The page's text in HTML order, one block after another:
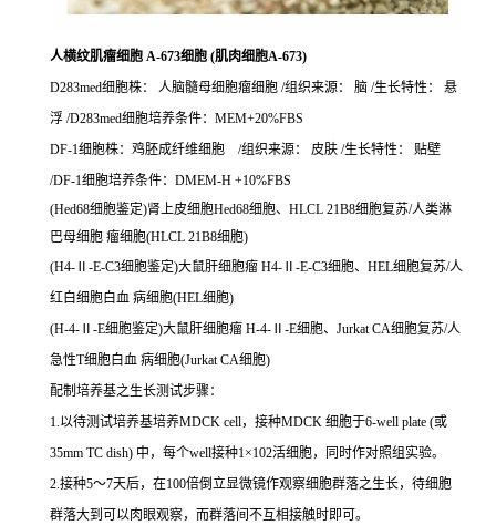
人横纹肌瘤细胞 A-673细胞 (肌肉细胞A-673)
D283med细胞株： 人脑髓母细胞瘤细胞 /组织来源： 脑 /生长特性： 悬
浮 /D283med细胞培养条件：MEM+20%FBS
DF-1细胞株：鸡胚成纤维细胞 /组织来源： 皮肤 /生长特性： 贴壁
/DF-1细胞培养条件：DMEM-H +10%FBS
(Hed68细胞鉴定)肾上皮细胞Hed68细胞、HLCL 21B8细胞复苏/人类淋
巴母细胞 瘤细胞(HLCL 21B8细胞)
(H4-Ⅱ-E-C3细胞鉴定)大鼠肝细胞瘤 H4-Ⅱ-E-C3细胞、HEL细胞复苏/人
红白细胞白血 病细胞(HEL细胞)
(H-4-Ⅱ-E细胞鉴定)大鼠肝细胞瘤 H-4-Ⅱ-E细胞、Jurkat CA细胞复苏/人
急性T细胞白血 病细胞(Jurkat CA细胞)
配制培养基之生长测试步骤：
1.以待测试培养基培养MDCK cell，接种MDCK 细胞于6-well plate (或
35mm TC dish) 中，每个well接种1×102活细胞，同时作对照组实验。
2.接种5～7天后，在100倍倒立显微镜作观察细胞群落之生长，待细胞
群落大到可以肉眼观察，而群落间不互相接触时即可。